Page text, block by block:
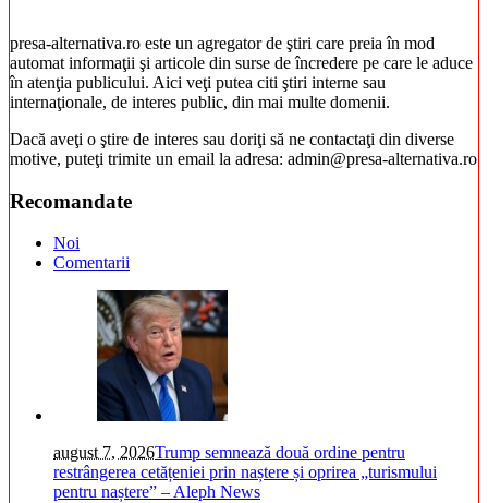
presa-alternativa.ro este un agregator de ştiri care preia în mod
automat informaţii şi articole din surse de încredere pe care le aduce
în atenţia publicului. Aici veţi putea citi ştiri interne sau
internaţionale, de interes public, din mai multe domenii.
Dacă aveţi o ştire de interes sau doriţi să ne contactaţi din diverse
motive, puteţi trimite un email la adresa: admin@presa-alternativa.ro
Recomandate
Noi
Comentarii
august 7, 2026Trump semnează două ordine pentru
restrângerea cetățeniei prin naștere și oprirea „turismului
pentru naștere” – Aleph News